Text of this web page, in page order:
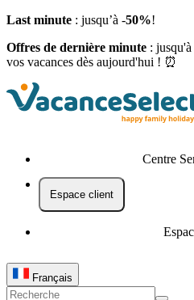
Last minute : jusqu’à -50%!
Offres de dernière minute : jusqu'à
vos vacances dès aujourd'hui ! ⏰
Centre
Espace client
Français